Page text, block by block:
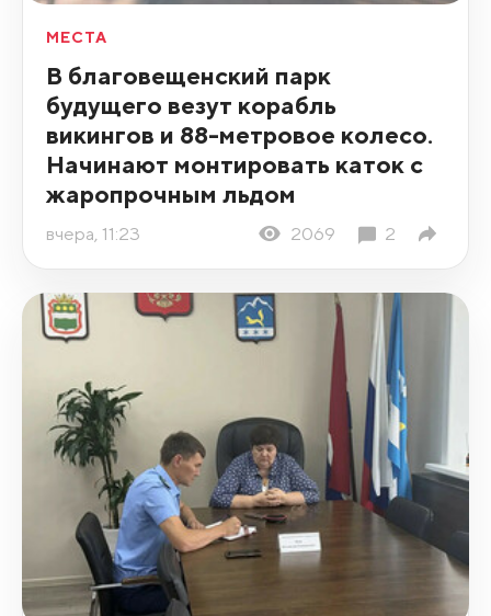
МЕСТА
В благовещенский парк
будущего везут корабль
викингов и 88-метровое колесо.
Начинают монтировать каток с
жаропрочным льдом
вчера, 11:23 2069 2